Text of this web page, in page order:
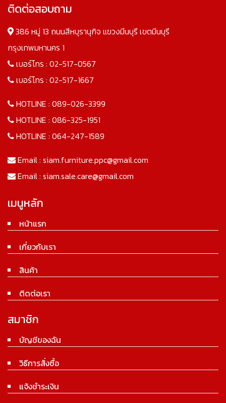
ติดต่อสอบถาม
386 หมู่ 13 ถนนสีหบุรานุกิจ แขวงมีนบุรี เขตมีนบุรี
กรุงเทพมหานคร 1
เบอร์โทร : 02-517-0567
เบอร์โทร : 02-517-1667
HOTLINE : 089-026-3399
HOTLINE : 086-325-1951
HOTLINE : 064-247-1589
Email : siam.furniture.ppc@gmail.com
Email : siam.sale.care@gmail.com
เมนูหลัก
หน้าแรก
เกี่ยวกับเรา
สินค้า
ติดต่อเรา
สมาชิก
บัญชีของฉัน
วิธีการสั่งซื้อ
แจ้งชำระเงิน